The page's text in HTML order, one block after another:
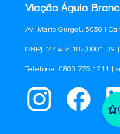
Viação Águia
Av. Mario Gurgel, 5030 |
CNPJ: 27.486.182/0001-09
Telefone: 0800 725 1211 |